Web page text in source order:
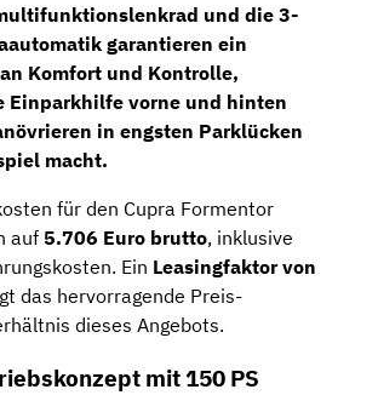
und die 3-
garantieren ein
Komfort und Kontrolle,
Einparkhilfe vorne und hinten
in engsten Parklücken
macht.
für den Cupra Formentor
auf 5.706 Euro brutto, inklusive
Ein Leasingfaktor von
das hervorragende Preis-
dieses Angebots.
mit 150 PS